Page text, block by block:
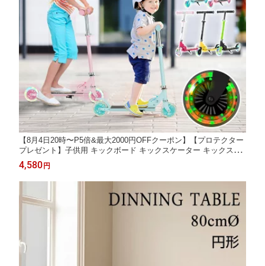
【8月4日20時〜P5倍&最大2000円OFFクーポン】【プロテクター
プレゼント】子供用 キックボード キックスケーター キックスケ
ーター 3階段調節可能 LED 光るタイヤ 二輪折り畳み式 安全設
計 誕生日プレゼント クリスマスプレゼント
4,580 円